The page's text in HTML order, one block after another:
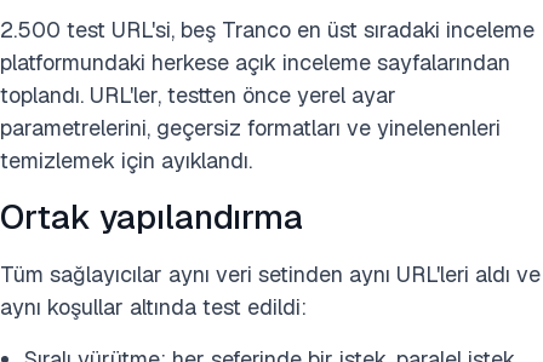
2.500 test URL'si, beş Tranco en üst sıradaki inceleme
platformundaki herkese açık inceleme sayfalarından
toplandı. URL'ler, testten önce yerel ayar
parametrelerini, geçersiz formatları ve yinelenenleri
temizlemek için ayıklandı.
Ortak yapılandırma
Tüm sağlayıcılar aynı veri setinden aynı URL'leri aldı ve
aynı koşullar altında test edildi: